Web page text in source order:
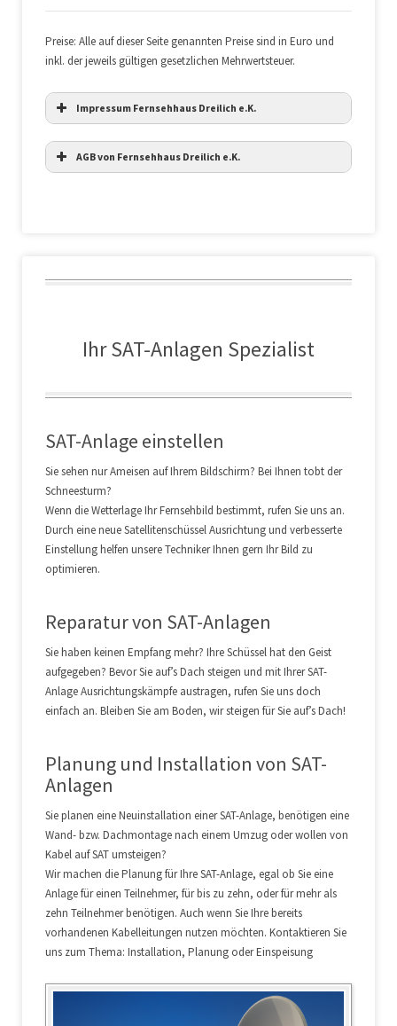
Preise: Alle auf dieser Seite genannten Preise sind in Euro und
inkl. der jeweils gültigen gesetzlichen Mehrwertsteuer.
Impressum Fernsehhaus Dreilich e.K.
AGB von Fernsehhaus Dreilich e.K.
Ihr SAT-Anlagen Spezialist
SAT-Anlage einstellen
Sie sehen nur Ameisen auf Ihrem Bildschirm? Bei Ihnen tobt der
Schneesturm?
Wenn die Wetterlage Ihr Fernsehbild bestimmt, rufen Sie uns an.
Durch eine neue Satellitenschüssel Ausrichtung und verbesserte
Einstellung helfen unsere Techniker Ihnen gern Ihr Bild zu
optimieren.
Reparatur von SAT-Anlagen
Sie haben keinen Empfang mehr? Ihre Schüssel hat den Geist
aufgegeben? Bevor Sie auf’s Dach steigen und mit Ihrer SAT-
Anlage Ausrichtungskämpfe austragen, rufen Sie uns doch
einfach an. Bleiben Sie am Boden, wir steigen für Sie auf’s Dach!
Planung und Installation von SAT-
Anlagen
Sie planen eine Neuinstallation einer SAT-Anlage, benötigen eine
Wand- bzw. Dachmontage nach einem Umzug oder wollen von
Kabel auf SAT umsteigen?
Wir machen die Planung für Ihre SAT-Anlage, egal ob Sie eine
Anlage für einen Teilnehmer, für bis zu zehn, oder für mehr als
zehn Teilnehmer benötigen. Auch wenn Sie Ihre bereits
vorhandenen Kabelleitungen nutzen möchten. Kontaktieren Sie
uns zum Thema: Installation, Planung oder Einspeisung